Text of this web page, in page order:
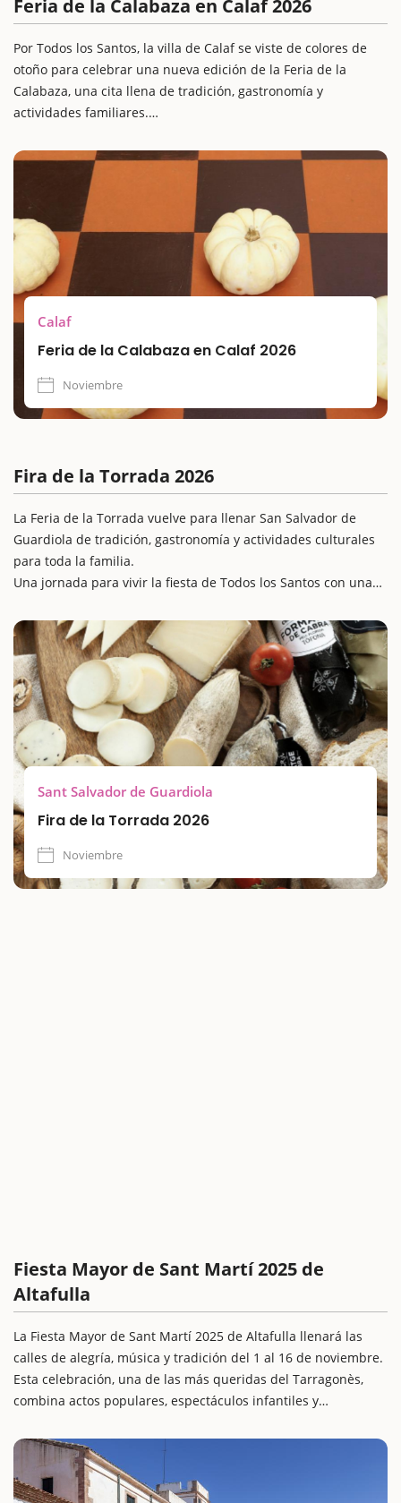
Feria de la Calabaza en Calaf 2026
Por Todos los Santos, la villa de Calaf se viste de colores de
otoño para celebrar una nueva edición de la Feria de la
Calabaza, una cita llena de tradición, gastronomía y
actividades familiares.
realizar una escapada con niños, pasear entre paradas de
productos de temporada y disfrutar del concurso de
calabazas gigantes, uno de los momentos más esperados de
la jornada. Con degustaciones, talleres y espacios lúdicos
para los pequeños, la feria invita a vivir una experiencia
auténtica en el corazón de Anoia.
Calaf
Feria de la Calabaza en Calaf 2026
Noviembre
Fira de la Torrada 2026
La Feria de la Torrada vuelve para llenar San Salvador de
Guardiola de tradición, gastronomía y actividades culturales
para toda la familia.
Una jornada para vivir la fiesta de Todos los Santos con una
hasta música en directo y espectáculos. Con una
programación pensada para mayores y pequeños, ésta es una
escapada ideal para disfrutar de la autenticidad del otoño en
el Bages.
Sant Salvador de Guardiola
Fira de la Torrada 2026
Noviembre
Fiesta Mayor de Sant Martí 2025 de
Altafulla
La Fiesta Mayor de Sant Martí 2025 de Altafulla llenará las
calles de alegría, música y tradición del 1 al 16 de noviembre.
Esta celebración, una de las más queridas del Tarragonès,
combina actos populares, espectáculos infantiles y
espíritu festivo y comunitario.
Un programa que une tradición, cultura y diversión familiar,
ideal para una escapada con niños y descubrir la esencia de